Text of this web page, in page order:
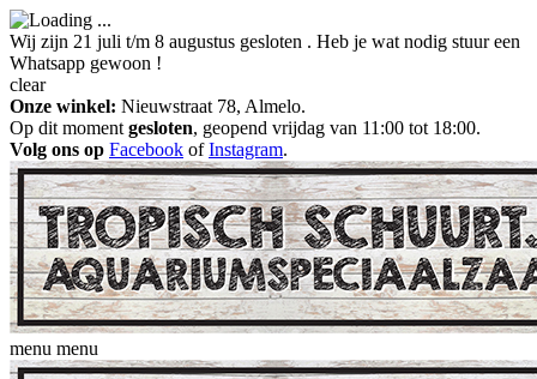
Wij zijn 21 juli t/m 8 augustus gesloten . Heb je wat nodig stuur een
Whatsapp gewoon !
clear
Onze winkel: Nieuwstraat 78, Almelo.
Op dit moment gesloten, geopend vrijdag van 11:00 tot 18:00.
Volg ons op Facebook ofInstagram.
menu menu